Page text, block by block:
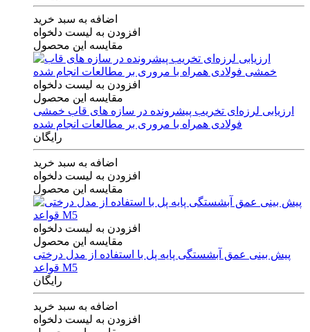
اضافه به سبد خرید
افزودن به لیست دلخواه
مقایسه این محصول
افزودن به لیست دلخواه
مقایسه این محصول
ارزیابی لرزه‌ای تخریب پیشرونده در سازه های قاب خمشی
فولادی همراه با مروری بر مطالعات انجام شده
رایگان
اضافه به سبد خرید
افزودن به لیست دلخواه
مقایسه این محصول
افزودن به لیست دلخواه
مقایسه این محصول
پیش بینی عمق آبشستگی پایه پل با استفاده از مدل درختی
قواعد M5
رایگان
اضافه به سبد خرید
افزودن به لیست دلخواه